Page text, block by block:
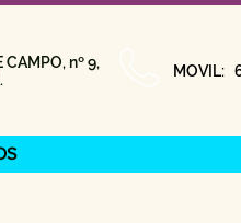
CAMPO, nº 9,
MOVIL: